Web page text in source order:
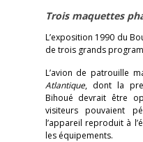
Trois maquettes
L’exposition 1990 du
de trois grands
L’avion de patrouille
Atlantique, dont la
Bihoué devrait être
visiteurs pouvaient
l’appareil reproduit à
les équipements.